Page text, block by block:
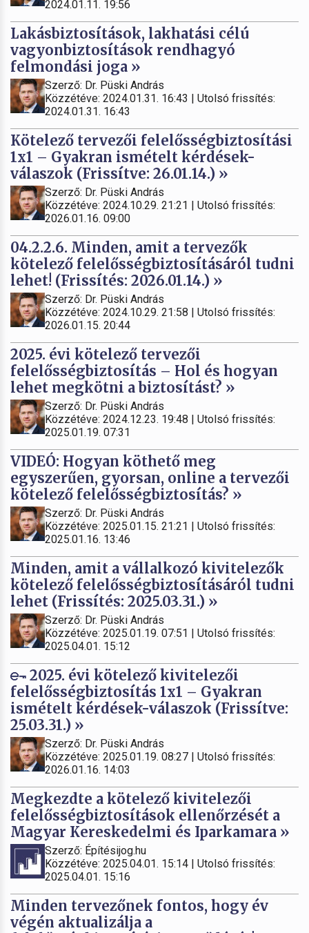
2024.01.11. 19:56
Lakásbiztosítások, lakhatási célú
vagyonbiztosítások rendhagyó
felmondási joga »
Szerző: Dr. Püski András
Közzétéve: 2024.01.31. 16:43 | Utolsó frissítés:
2024.01.31. 16:43
Kötelező tervezői felelősségbiztosítási
1x1 – Gyakran ismételt kérdések-
válaszok (Frissítve: 26.01.14.) »
Szerző: Dr. Püski András
Közzétéve: 2024.10.29. 21:21 | Utolsó frissítés:
2026.01.16. 09:00
04.2.2.6. Minden, amit a tervezők
kötelező felelősségbiztosításáról tudni
lehet! (Frissítés: 2026.01.14.) »
Szerző: Dr. Püski András
Közzétéve: 2024.10.29. 21:58 | Utolsó frissítés:
2026.01.15. 20:44
2025. évi kötelező tervezői
felelősségbiztosítás – Hol és hogyan
lehet megkötni a biztosítást? »
Szerző: Dr. Püski András
Közzétéve: 2024.12.23. 19:48 | Utolsó frissítés:
2025.01.19. 07:31
VIDEÓ: Hogyan köthető meg
egyszerűen, gyorsan, online a tervezői
kötelező felelősségbiztosítás? »
Szerző: Dr. Püski András
Közzétéve: 2025.01.15. 21:21 | Utolsó frissítés:
2025.01.16. 13:46
Minden, amit a vállalkozó kivitelezők
kötelező felelősségbiztosításáról tudni
lehet (Frissítés: 2025.03.31.) »
Szerző: Dr. Püski András
Közzétéve: 2025.01.19. 07:51 | Utolsó frissítés:
2025.04.01. 15:12
2025. évi kötelező kivitelezői
felelősségbiztosítás 1x1 – Gyakran
ismételt kérdések-válaszok (Frissítve:
25.03.31.) »
Szerző: Dr. Püski András
Közzétéve: 2025.01.19. 08:27 | Utolsó frissítés:
2026.01.16. 14:03
Megkezdte a kötelező kivitelezői
felelősségbiztosítások ellenőrzését a
Magyar Kereskedelmi és Iparkamara »
Szerző: Építésijog.hu
Közzétéve: 2025.04.01. 15:14 | Utolsó frissítés:
2025.04.01. 15:16
Minden tervezőnek fontos, hogy év
végén aktualizálja a